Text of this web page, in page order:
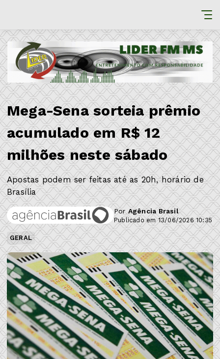
Mega-Sena sorteia prêmio
acumulado em R$ 12
milhões neste sábado
Apostas podem ser feitas até as 20h, horário de
Brasília
PorAgência Brasil
Publicado em 13/06/2026 10:35
GERAL